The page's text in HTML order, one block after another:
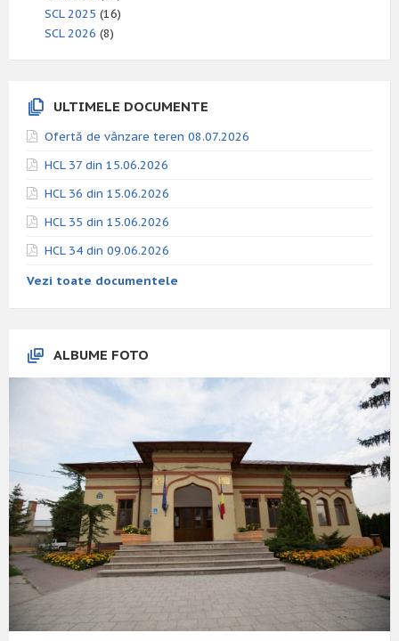
SCL 2025 (16)
SCL 2026 (8)
ULTIMELE DOCUMENTE
Ofertă de vânzare teren 08.07.2026
HCL 37 din 15.06.2026
HCL 36 din 15.06.2026
HCL 35 din 15.06.2026
HCL 34 din 09.06.2026
Vezi toate documentele
ALBUME FOTO